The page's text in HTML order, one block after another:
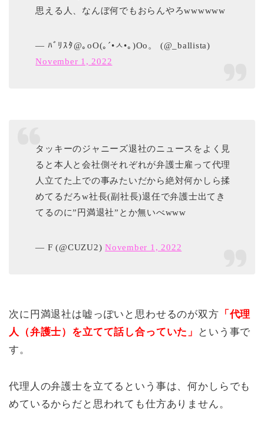
思える人、なんぼ何でもおらんやろwwwwww
— ﾊﾞﾘｽﾀ@｡оО(｡´•ㅅ•｡)Оо。 (@_ballista)
November 1, 2022
タッキーのジャニーズ退社のニュースをよく見
ると本人と会社側それぞれが弁護士雇って代理
人立てた上での事みたいだから絶対何かしら揉
めてるだろw社長(副社長)退任で弁護士出てき
てるのに”円満退社”とか無いべwww
— F (@CUZU2)November 1, 2022
次に円満退社は嘘っぽいと思わせるのが双方 「代理
人（弁護士）を立てて話し合っていた」
という事で
す。
代理人の弁護士を立てるという事は、何かしらでも
めているからだと思われても仕方ありません。